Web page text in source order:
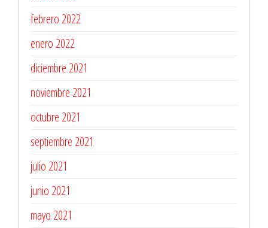
febrero 2022
enero 2022
diciembre 2021
noviembre 2021
octubre 2021
septiembre 2021
julio 2021
junio 2021
mayo 2021